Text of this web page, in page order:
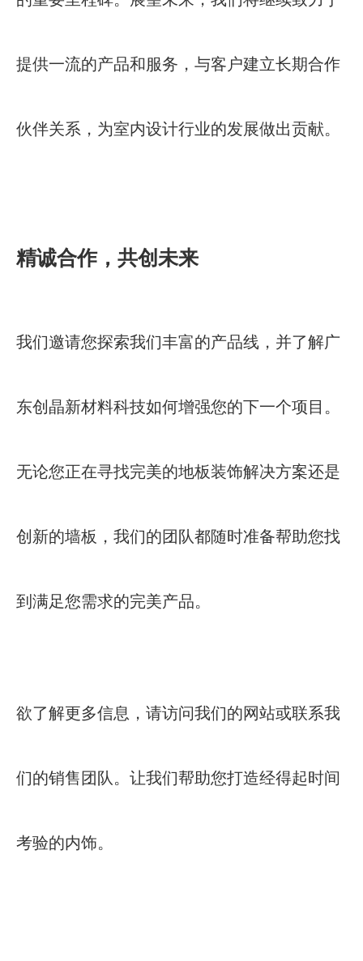
提供一流的产品和服务，与客户建立长期合作
伙伴关系，为室内设计行业的发展做出贡献。
精诚合作，共创未来
我们邀请您探索我们丰富的产品线，并了解广
东创晶新材料科技如何增强您的下一个项目。
无论您正在寻找完美的地板装饰解决方案还是
创新的墙板，我们的团队都随时准备帮助您找
到满足您需求的完美产品。
欲了解更多信息，请访问我们的网站或联系我
们的销售团队。让我们帮助您打造经得起时间
考验的内饰。